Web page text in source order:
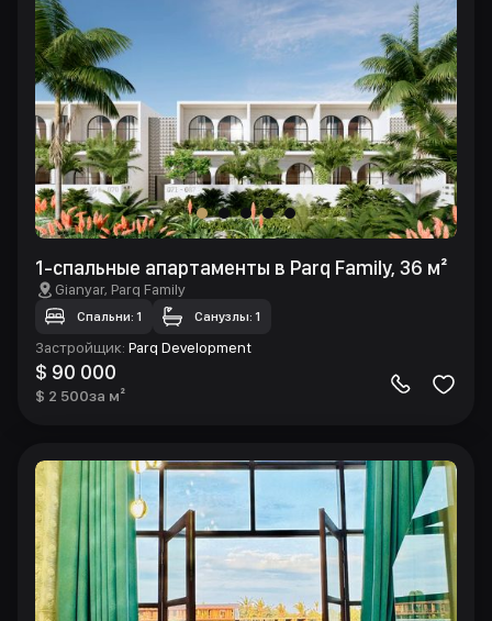
1-спальные апартаменты в Parq Family, 36 м²
Gianyar, Parq Family
Спальни: 1 Санузлы: 1
Застройщик: Parq Development
$ 90 000
$ 2 500за м²